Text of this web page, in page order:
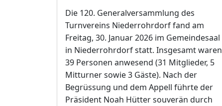
Die 120. Generalversammlung des
Turnvereins Niederrohrdorf fand am
Freitag, 30. Januar 2026 im Gemeindesaal
in Niederrohrdorf statt. Insgesamt waren
39 Personen anwesend (31 Mitglieder, 5
Mitturner sowie 3 Gäste). Nach der
Begrüssung und dem Appell führte der
Präsident Noah Hütter souverän durch